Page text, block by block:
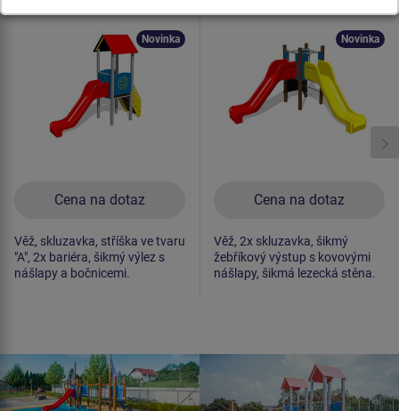
Cena na dotaz
Novinka
Věž, skluzavka, stříška ve tvaru
"A", 2x bariéra, šikmý výlez s
nášlapy a bočnicemi.
Cena na dotaz
Novinka
Věž, 2x skluzavka, šikmý
žebříkový výstup s kovovými
nášlapy, šikmá lezecká stěna.